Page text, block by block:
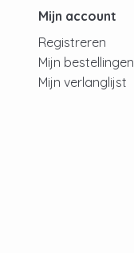
Mijn account
Registreren
Mijn bestellingen
Mijn verlanglijst